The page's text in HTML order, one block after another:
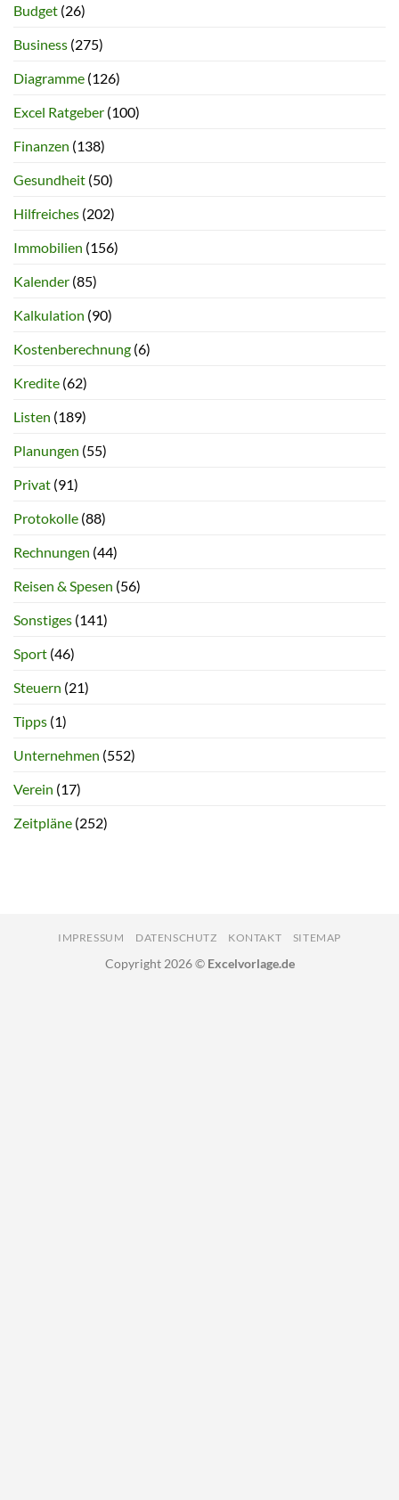
Budget (26)
Business (275)
Diagramme (126)
Excel Ratgeber (100)
Finanzen (138)
Gesundheit (50)
Hilfreiches (202)
Immobilien (156)
Kalender (85)
Kalkulation (90)
Kostenberechnung (6)
Kredite (62)
Listen (189)
Planungen (55)
Privat (91)
Protokolle (88)
Rechnungen (44)
Reisen & Spesen (56)
Sonstiges (141)
Sport (46)
Steuern (21)
Tipps (1)
Unternehmen (552)
Verein (17)
Zeitpläne (252)
IMPRESSUM DATENSCHUTZ KONTAKT SITEMAP
Copyright 2026 © Excelvorlage.de